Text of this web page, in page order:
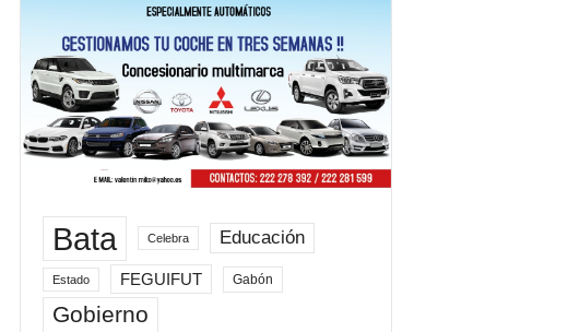
Bata Celebra Educación
Estado FEGUIFUT Gabón
Gobierno